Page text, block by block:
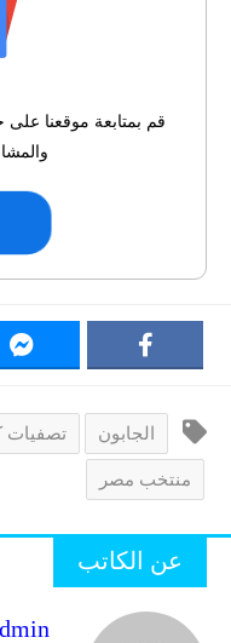
قم بمتابعة موقعنا
الجابون تصفيات
منتخب مصر
عن الكاتب